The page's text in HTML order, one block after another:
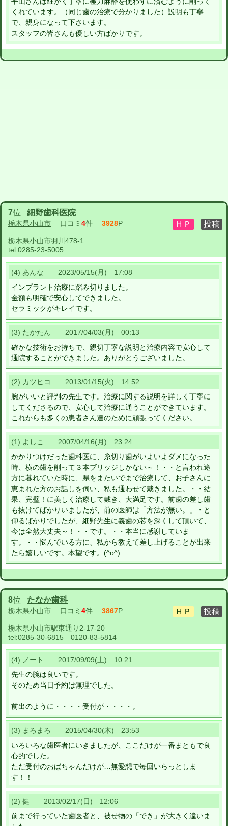
くれています。（同じ歯の治療で分かりました）説明も丁寧
で、親身になって下さいます。
スタッフの皆さんも優しい方ばかりです。
7位 細野歯科医院
栃木県小山市 口コミ 4件 3928P
栃木県小山市羽川478-1
tel:0285-23-5005
(4) あんな 2023/05/15(月) 17:08
インプラント治療に踏み切りました。
金額も明確で安心してできました。
セラミックがキレイです。
(3) たかたん 2017/04/03(月) 00:13
確かな技術をお持ちで、親切丁寧な説明と治療内容で安心して
通院することができました。ありがとうございました。
(2) カツヒコ 2013/01/15(火) 14:52
腕がいいと評判の先生です。治療に関する説明を詳しく丁寧に
してくださるので、安心して治療に通うことができています。
これからも多くの患者さん達のために頑張ってください。
(1) よしこ 2007/04/16(月) 23:24
かかりつけだった歯科医に、糸切り歯がいよいよダメになった
時、横の歯を削って３本ブリッジしかない～！・・と言われ途
方に暮れていた時に、県をまたいでまで治療して、お子さんに
恵まれた方のお話しを伺い、私も通わせて戴きました。・・結
果、完璧！に美しく治療して戴き、大満足です。前歯の差し歯
も抜けてばかりいましたが、前の医師は「方法が無い。」・と
仰るばかりでしたが、細野先生に義歯の芯を深くして頂いて、
今は全然大丈夫～！・・です。・・本当に感謝していま
す。・・悩んでいる方に、私から教えて差し上げることが出来
たら嬉しいです。本望です。(^o^)
8位 たなか歯科
栃木県小山市 口コミ 4件 3867P
栃木県小山市駅東通り2-17-20
tel:0285-30-6815 0120-83-5814
(4) ノート 2017/09/09(土) 10:21
先生の腕は良いです。
そのため当日予約は無理でした。
前出のように・・・・受付が・・・・。
(3) まろまろ 2015/04/30(木) 23:53
いろいろな歯医者にいきましたが、ここだけが一番まともで良
心的でした。
ただ受付のおばちゃんだけが…無愛想で毎回いらっとしま
す！！
(2) 健 2013/02/17(日) 12:06
前まで行っていた歯医者と、被せ物の「でき」が大きく違いま